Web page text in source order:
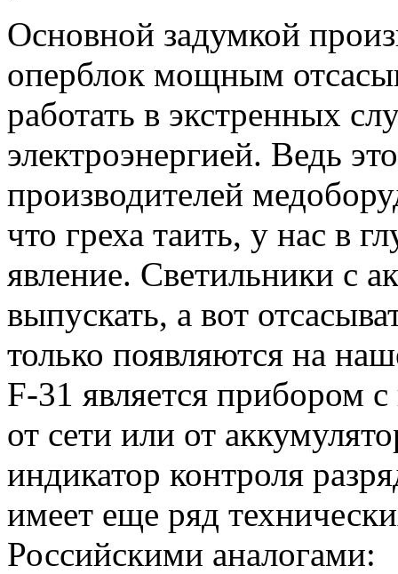
Основной задумкой
оперблок мощным
работать в экстренных
электроэнергией. Ведь
производителей
что греха таить, у нас в
явление. Светильники с
выпускать, а вот
только появляются на
F-31 является прибором
от сети или от
индикатор контроля
имеет еще ряд
Российскими аналогами: